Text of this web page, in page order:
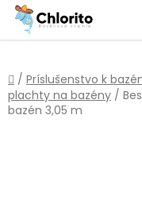
Prejsť
obsah
Domov
/ Príslušenstvo k
plachty na bazény /
bazén 3,05 m